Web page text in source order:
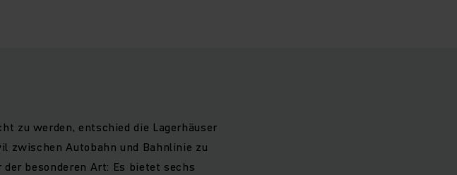
zu werden, entschied die Lagerhäuser
zwischen Autobahn und Bahnlinie zu
besonderen Art: Es bietet sechs